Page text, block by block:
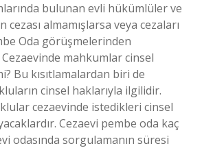
bulunan evli hükümlüler ve
almamışlarsa veya cezaları
Oda görüşmelerinden
mahkumlar cinsel
Bu kısıtlamalardan biri de
cinsel haklarıyla ilgilidir.
cezaevinde istedikleri cinsel
Cezaevi pembe oda kaç
odasında sorgulamanın süresi